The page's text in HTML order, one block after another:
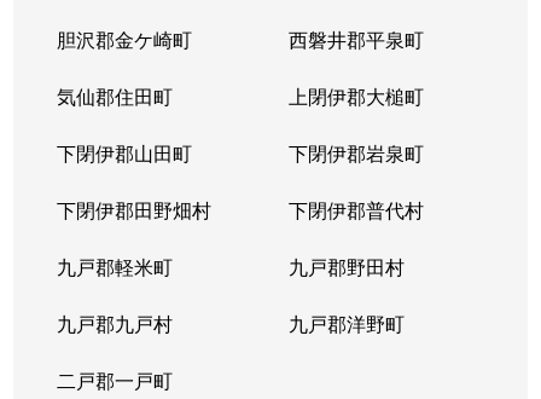
胆沢郡金ケ崎町 西磐井郡平泉町
気仙郡住田町 上閉伊郡大槌町
下閉伊郡山田町 下閉伊郡岩泉町
下閉伊郡田野畑村 下閉伊郡普代村
九戸郡軽米町 九戸郡野田村
九戸郡九戸村 九戸郡洋野町
二戸郡一戸町